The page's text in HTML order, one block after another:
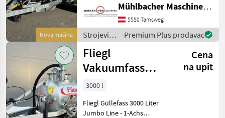
Nova mašina
Fahrgestell - gekröpfte
Achse - zul. Gesamtgewicht
7.000kg (entspricht 6.000kg
Achslast zzgl. 1.0
Mühlbacher Maschinen GmbH
5580 Tamsweg
Strojevi
za
đubrenje,
gnojenje i
navodnjavanje
/ Fliegl
Premium Plus prodavac
Fliegl
Vakuumfass
3000l Jumbo
Line Güllefass
Cena
na upit
3000 l
Fliegl Güllefass 3000 Liter
Jumbo Line - 1-Achs